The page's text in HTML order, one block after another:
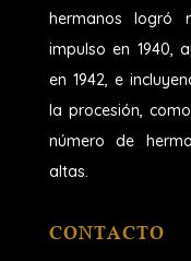
hermanos logró
impulso en 1940,
en 1942, e
la procesión,
número de
altas.
CONTACTO